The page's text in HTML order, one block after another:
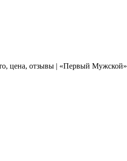
цена, отзывы | «Первый Мужской»